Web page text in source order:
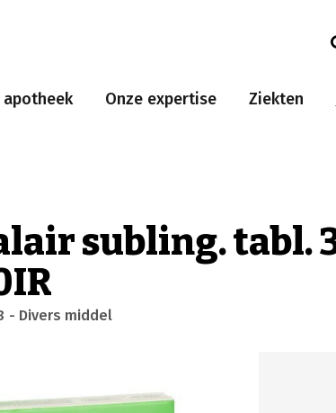
Onze expertise Ziekten
subling. tabl.
- Divers middel